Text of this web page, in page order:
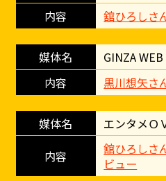
舘ひろしさ
GINZA WEB
黒川想矢さ
エンタメＯ
舘ひろしさ
ビュー